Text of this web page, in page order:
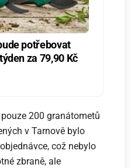
potřebovat
za 79,90 Kč
200 granátometů
v Tarnově bylo
což nebylo
zbraně, ale